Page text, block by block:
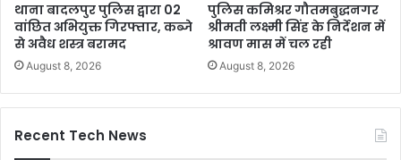
थाना बादलपुर पुलिस द्वारा 02
वांछित अभियुक्त गिरफ्तार, कब्जे
से अवैध शस्त्र बरामद
August 8, 2026
पुलिस कमिश्रर गौतमबुद्धनगर
श्रीमती लक्ष्मी सिंह के निर्देशन में
श्रावण मास में चल रही
August 8, 2026
Recent Tech News